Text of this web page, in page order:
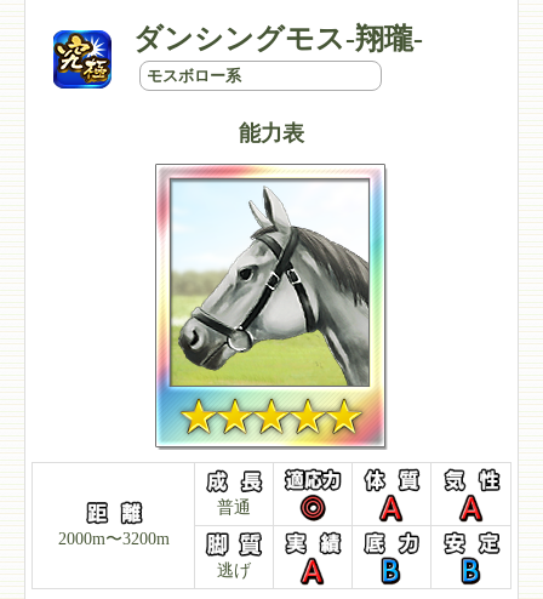
ダンシングモス-翔瓏-
モスボロー系
能力表
2000m〜3200m
普通
逃げ